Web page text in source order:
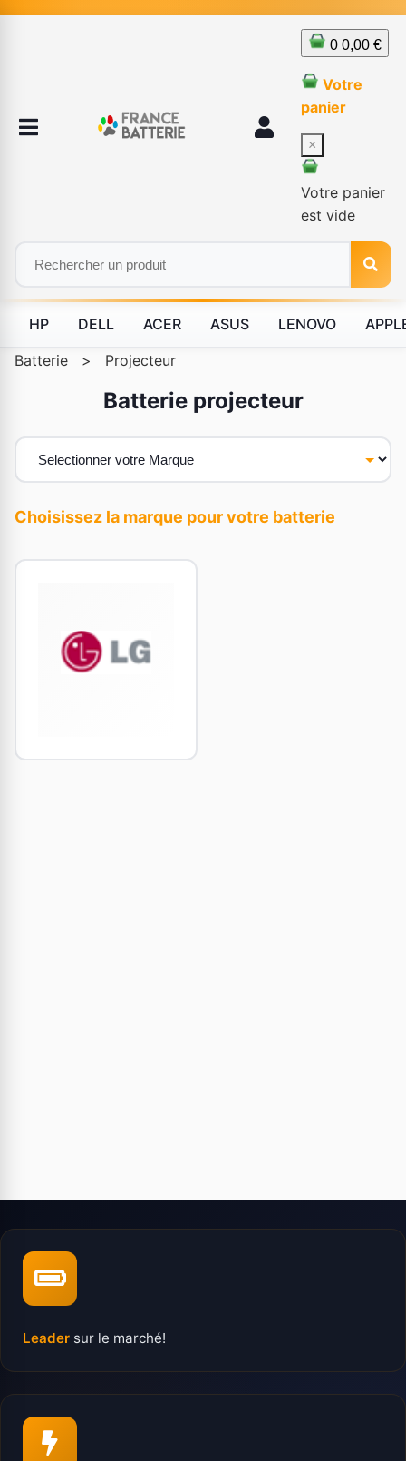
0 0,00 €
Votre
panier
×
Votre panier
est vide
HP DELL ACER ASUS LENOVO
Batterie > Projecteur
Batterie projecteur
Choisissez la marque pour votre batterie
Leader sur le marché!